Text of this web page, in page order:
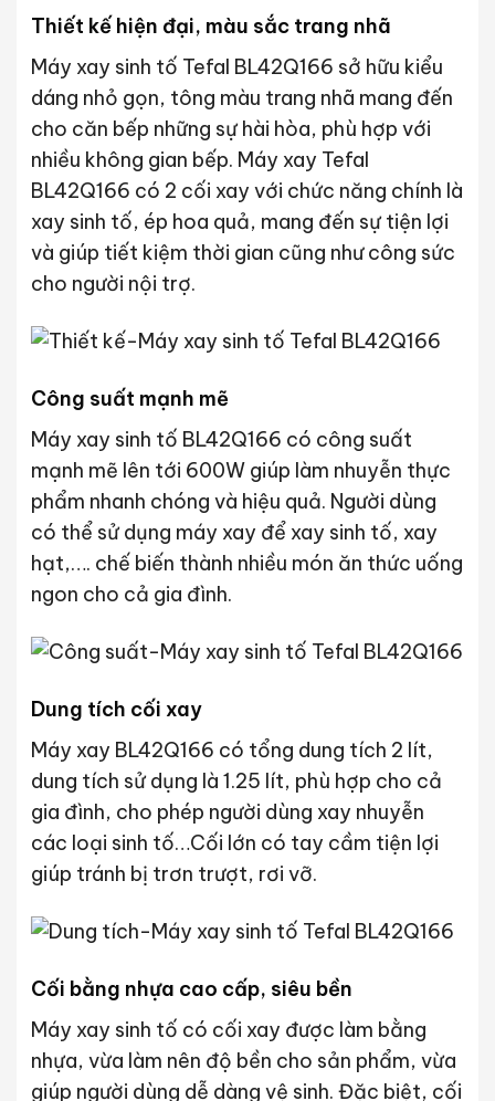
Thiết kế hiện đại, màu sắc trang nhã
Máy xay sinh tố Tefal BL42Q166 sở hữu kiểu
dáng nhỏ gọn, tông màu trang nhã mang đến
cho căn bếp những sự hài hòa, phù hợp với
nhiều không gian bếp. Máy xay Tefal
BL42Q166 có 2 cối xay với chức năng chính là
xay sinh tố, ép hoa quả, mang đến sự tiện lợi
và giúp tiết kiệm thời gian cũng như công sức
cho người nội trợ.
Công suất mạnh mẽ
Máy xay sinh tố BL42Q166 có công suất
mạnh mẽ lên tới 600W giúp làm nhuyễn thực
phẩm nhanh chóng và hiệu quả. Người dùng
có thể sử dụng máy xay để xay sinh tố, xay
hạt,…. chế biến thành nhiều món ăn thức uống
ngon cho cả gia đình.
Dung tích cối xay
Máy xay BL42Q166 có tổng dung tích 2 lít,
dung tích sử dụng là 1.25 lít, phù hợp cho cả
gia đình, cho phép người dùng xay nhuyễn
các loại sinh tố…Cối lớn có tay cầm tiện lợi
giúp tránh bị trơn trượt, rơi vỡ.
Cối bằng nhựa cao cấp, siêu bền
Máy xay sinh tố có cối xay được làm bằng
nhựa, vừa làm nên độ bền cho sản phẩm, vừa
giúp người dùng dễ dàng vệ sinh. Đặc biệt, cối